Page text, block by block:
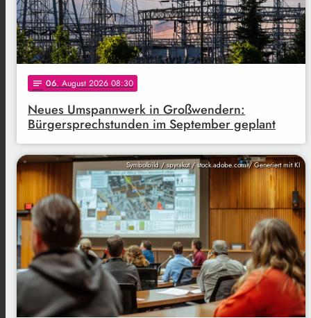
notes 06. August 2026 08:30
Neues Umspannwerk in Großwendern:
Bürgersprechstunden im September geplant
Symbolbild / spyrakot / stock.adobe.com / Generiert mit KI